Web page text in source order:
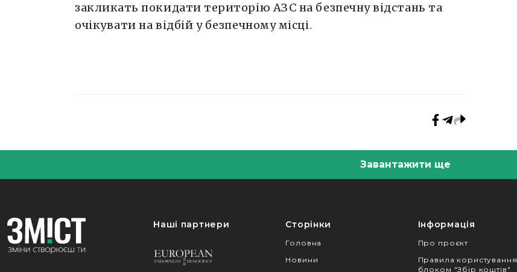
закликать покидати територію АЗС на безпечну відстань та
очікувати на відбій у безпечному місці.
Завантажити ще
Наші партнери Сторінки
Головна
Новини
Інформація
Про проєкт
Правила користування
блоком "Збір коштів"